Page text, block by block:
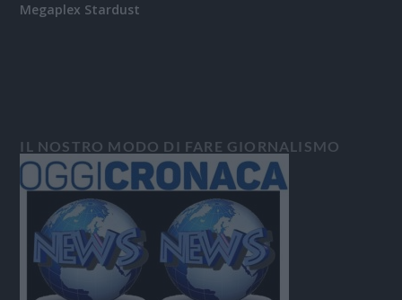
Megaplex Stardust
IL NOSTRO MODO DI FARE GIORNALISMO